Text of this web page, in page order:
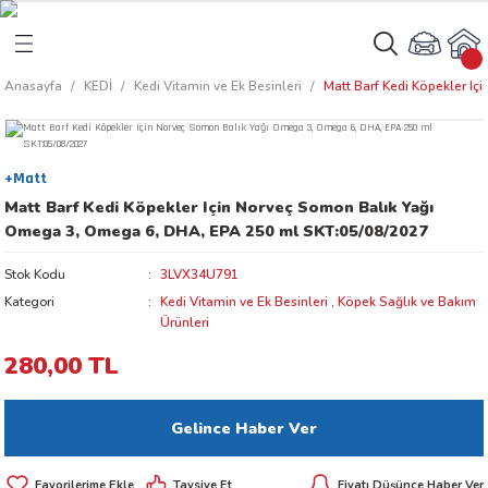
Anasayfa KEDİ Kedi Vitamin ve Ek Besinleri Matt Barf Kedi Köpekler
+Matt
Matt Barf Kedi Köpekler Için Norveç Somon Balık Yağı
Omega 3, Omega 6, DHA, EPA 250 ml SKT:05/08/2027
Stok Kodu
3LVX34U791
Kategori
Kedi Vitamin ve Ek Besinleri , Köpek Sağlık ve Bakım
Ürünleri
280,00 TL
Gelince Haber Ver
Tavsiye Et Fiyatı Düşünce Haber Ver